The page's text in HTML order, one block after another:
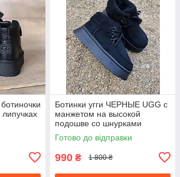
Ботинки угги ЧЕРНЫЕ UGG с
манжетом на высокой
подошве со шнурками
экоЗАМША теплые женские
зима
Готово до відправки
990 ₴ 1 800 ₴